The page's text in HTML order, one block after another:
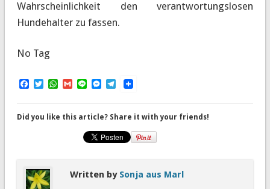
Wahrscheinlichkeit den verantwortungslosen
Hundehalter zu fassen.
No Tag
Facebook
TwitterWhatsApp
Gmail
LineMessenger
Telegram
Did you like this article? Share it with your friends!
Written by Sonja aus Marl